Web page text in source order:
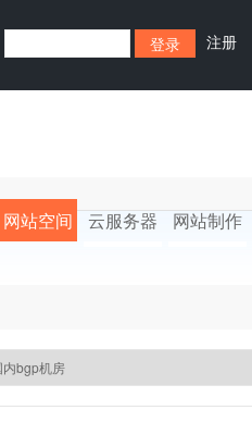
注册
网站空间 云服务器 网站制作